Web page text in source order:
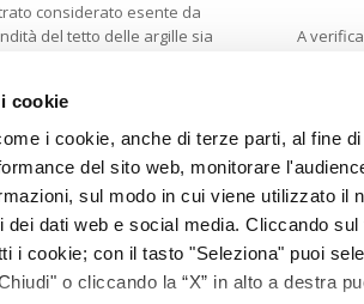
cookie
i cookie, anche di terze parti, al fine
del sito web, monitorare
sul modo in cui viene utilizzato il
dei dati web e social media. Cliccando
i cookie; con il tasto "Seleziona" puoi
o cliccando la “X” in alto a destra
considerato esente da
del tetto delle argille sia
A
6/A - 15057 TORTONA (AL) Italy